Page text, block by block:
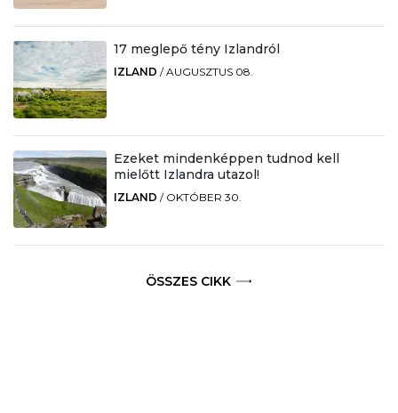
17 meglepő tény Izlandról
IZLAND /AUGUSZTUS 08.
Ezeket mindenképpen tudnod kell
mielőtt Izlandra utazol!
IZLAND / OKTÓBER 30.
ÖSSZES CIKK